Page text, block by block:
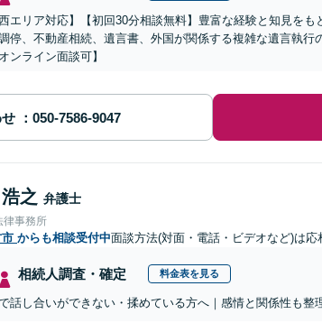
西エリア対応】【初回30分相談無料】豊富な経験と知見を
停、不動産相続、遺言書、外国が関係する複雑な遺言執
ンライン面談可】
之 弁護士
律事務所
からも相談受付中面談方法(対面・電話・ビデオなど)は応
相続人調査・確定 料金表を見る
話し合いができない・揉めている方へ｜感情と関係性も整